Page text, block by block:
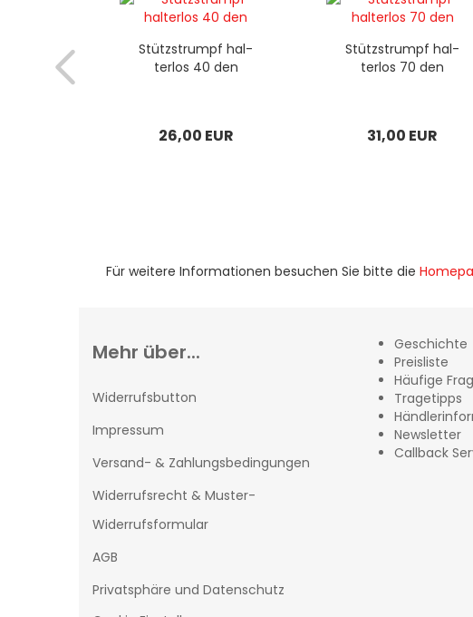
Stütz­strumpf hal­
ter­los 40 den
26,00 EUR
Stütz­strumpf hal­
ter­los 70 den
31,00 EUR
Für weitere Informationen besuchen Sie bitte die
Mehr über...
Widerrufsbutton
Impressum
Versand- & Zahlungsbedingungen
Widerrufsrecht & Muster-
Widerrufsformular
AGB
Privatsphäre und Datenschutz
Geschichte
Preisliste
Häufige
Tragetipps
Newsletter
Callback